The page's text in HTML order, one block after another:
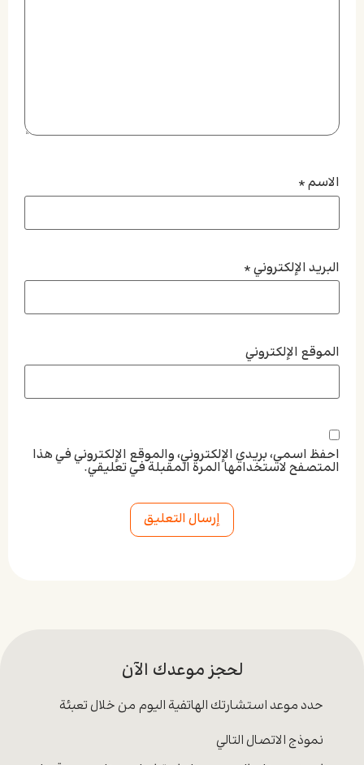
الاسم*
البريد الإلكتروني*
الموقع الإلكتروني
احفظ اسمي، بريدي الإلكتروني، والموقع الإلكتروني في هذا
المتصفح لاستخدامها المرة المقبلة في تعليقي.
لحجز موعدك الآن
حدد موعد استشارتك الهاتفية اليوم من خلال تعبئة
نموذج الاتصال التالي